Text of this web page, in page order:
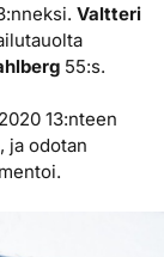
Valtteri
55:s.
13:nteen
ja odotan